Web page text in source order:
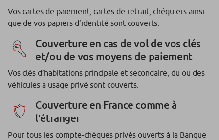
Vos cartes de paiement, cartes de retrait, chéquiers ainsi
que de vos papiers d’identité sont couverts.
Couverture en cas de vol de vos clés
et/ou de vos moyens de paiement
Vos clés d’habitations principale et secondaire, du ou des
véhicules à usage privé sont couverts.
Couverture en France comme à
l’étranger
Pour tous les compte-chèques privés ouverts à la Banque